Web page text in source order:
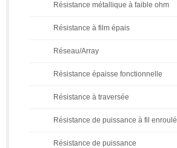
Résistance métallique à faible ohm
Résistance à film épais
Réseau/Array
Résistance épaisse fonctionnelle
Résistance à traversée
Résistance de puissance à fil enroulé
Résistance de puissance